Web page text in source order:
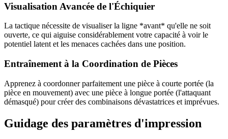
Visualisation Avancée de l'Échiquier
La tactique nécessite de visualiser la ligne *avant* qu'elle ne soit
ouverte, ce qui aiguise considérablement votre capacité à voir le
potentiel latent et les menaces cachées dans une position.
Entraînement à la Coordination de Pièces
Apprenez à coordonner parfaitement une pièce à courte portée (la
pièce en mouvement) avec une pièce à longue portée (l'attaquant
démasqué) pour créer des combinaisons dévastatrices et imprévues.
Guidage des paramètres d'impression